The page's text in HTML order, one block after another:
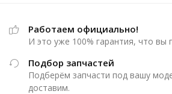
Работаем официально!
И это уже 100% гарантия, что вы
Подбор запчастей
Подберём запчасти под вашу
доставим.